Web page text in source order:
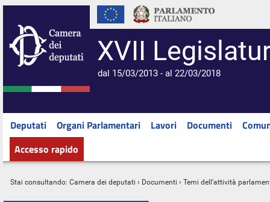
XVII
dal 15/03/2013 - al 22/03/2018
Deputati Organi Parlamentari Lavori Documenti
Accesso rapido
Stai consultando: Camera dei deputati › Documenti › Temi dell'attività